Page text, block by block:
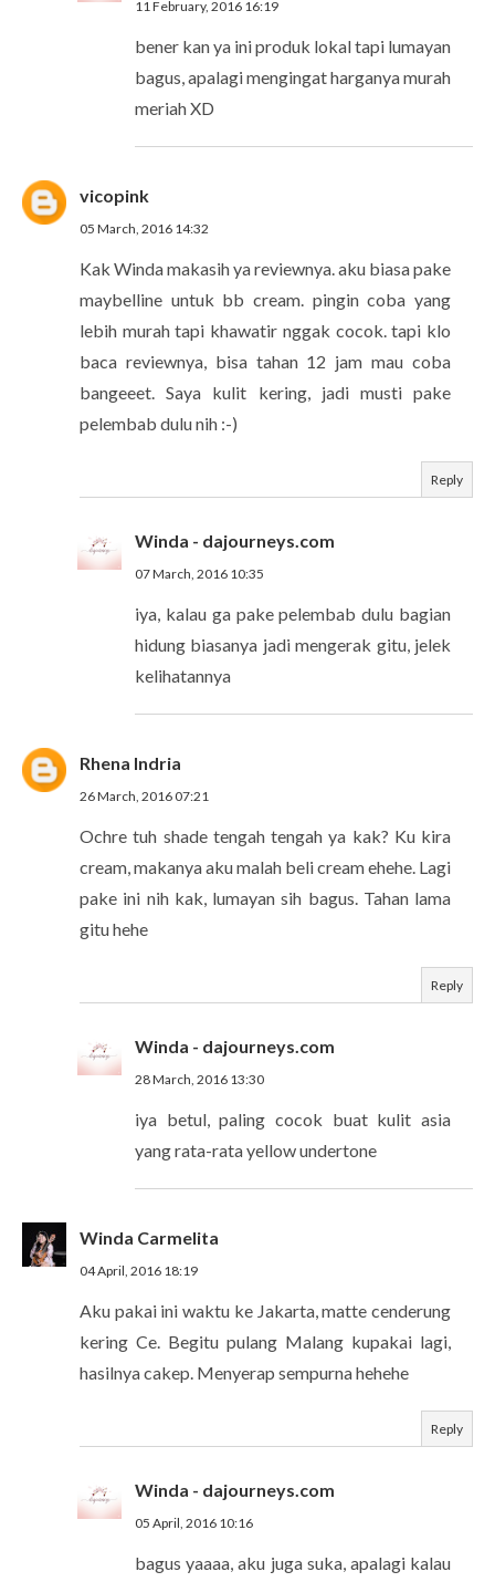
11 February, 2016 16:19
bener kan ya ini produk lokal tapi lumayan
bagus, apalagi mengingat harganya murah
meriah XD
vicopink
05 March, 2016 14:32
Kak Winda makasih ya reviewnya. aku biasa pake
maybelline untuk bb cream. pingin coba yang
lebih murah tapi khawatir nggak cocok. tapi klo
baca reviewnya, bisa tahan 12 jam mau coba
bangeeet. Saya kulit kering, jadi musti pake
pelembab dulu nih :-)
Reply
Winda - dajourneys.com
07 March, 2016 10:35
iya, kalau ga pake pelembab dulu bagian
hidung biasanya jadi mengerak gitu, jelek
kelihatannya
Rhena Indria
26 March, 2016 07:21
Ochre tuh shade tengah tengah ya kak? Ku kira
cream, makanya aku malah beli cream ehehe. Lagi
pake ini nih kak, lumayan sih bagus. Tahan lama
gitu hehe
Reply
Winda - dajourneys.com
28 March, 2016 13:30
iya betul, paling cocok buat kulit asia
yang rata-rata yellow undertone
Winda Carmelita
04 April, 2016 18:19
Aku pakai ini waktu ke Jakarta, matte cenderung
kering Ce. Begitu pulang Malang kupakai lagi,
hasilnya cakep. Menyerap sempurna hehehe
Reply
Winda - dajourneys.com
05 April, 2016 10:16
bagus yaaaa, aku juga suka, apalagi kalau